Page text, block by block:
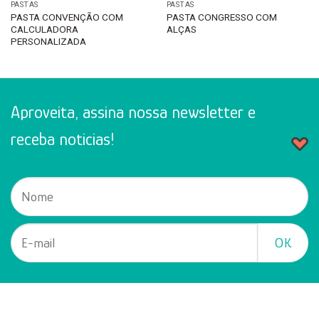
PASTAS
PASTA CONVENÇÃO COM
CALCULADORA
PERSONALIZADA
PASTAS
PASTA CONGRESSO COM
ALÇAS
Aproveita, assina nossa newsletter e
receba noticias!